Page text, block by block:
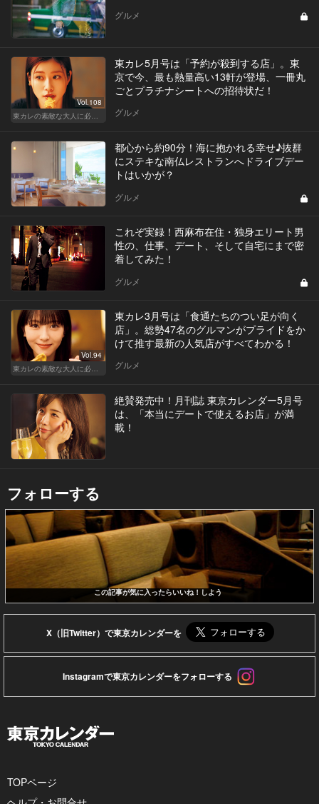
グルメ
Vol.108
東カレ5月号は「予約が殺到する店」。東
京で今、最も熱量高い13軒が登場、一冊丸
ごとプラチナシートへの招待状だ！
グルメ
都心から約90分！海に抱かれる幸せ♪抜群
にステキな南仏レストランへドライブデー
トはいかが？
グルメ
これぞ実録！西麻布在住・独身エリート男
性の、仕事、デート、そして自宅にまで密
着してみた！
グルメ
Vol.94
東カレ3月号は「食通たちのつい足が向く
店」。総勢47名のグルマンがプライドをか
けて推す最新の人気店がすべてわかる！
グルメ
絶賛発売中！月刊誌 東京カレンダー5月号
は、「本当にデートで使えるお店」が満
載！
フォローする
この記事が気に入ったらいいね！しよう
X（旧Twitter）で東京カレンダーを
Instagramで東京カレンダーをフォローする
TOPページ